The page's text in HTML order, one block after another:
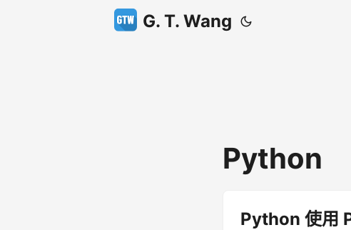
G. T. Wang
Python
Python 使用